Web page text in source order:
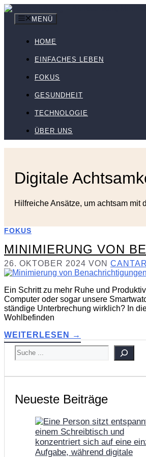
Zum
Inhalt
springen
MENÜ
HOME
EINFACHES LEBEN
FOKUS
GESUNDHEIT
TECHNOLOGIE
ÜBER UNS
Digitale
Hilfreiche Ansätze, um achtsam
FOKUS
MINIMIERUNG VON
26. OKTOBER 2024 VON
Ein Schritt zu mehr Ruhe und
Computer oder sogar unsere
ständige Unterbrechung wirklich? In
Wohlbefinden
WEITERLESEN →
SUCHEN
Neueste Beiträge